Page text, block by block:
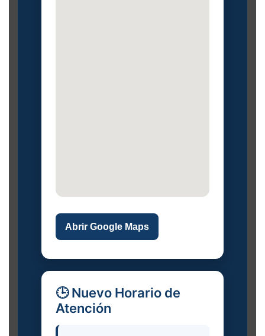
Abrir Google Maps
🕒 Nuevo Horario de
Atención